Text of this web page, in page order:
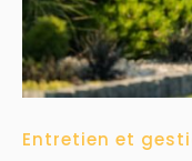
Entretien et